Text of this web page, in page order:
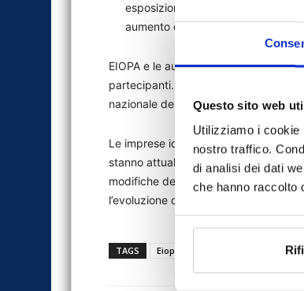
Questo sito web
Utilizziamo i cookie
nostro traffico.
di analisi dei dati
che hanno raccolto
esposizione ad esso, in quanto i
aumento del requisito
EIOPA e le autorità di vigilanza
partecipanti. Le conclusioni dello
nazionale delle singole imprese e dei
Le imprese identificate come outlier
stanno attualmente conducendo
modifiche dei modelli interni.
l’evoluzione dei risultati.
TAGS Eiopa